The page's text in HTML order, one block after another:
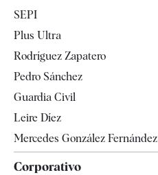
Televisión
SEPI
Plus Ultra
Rodríguez Zapatero
Pedro Sánchez
Guardia Civil
Leire Díez
Mercedes González Fernández
Corporativo